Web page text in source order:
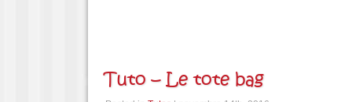
Tuto – Le tote bag